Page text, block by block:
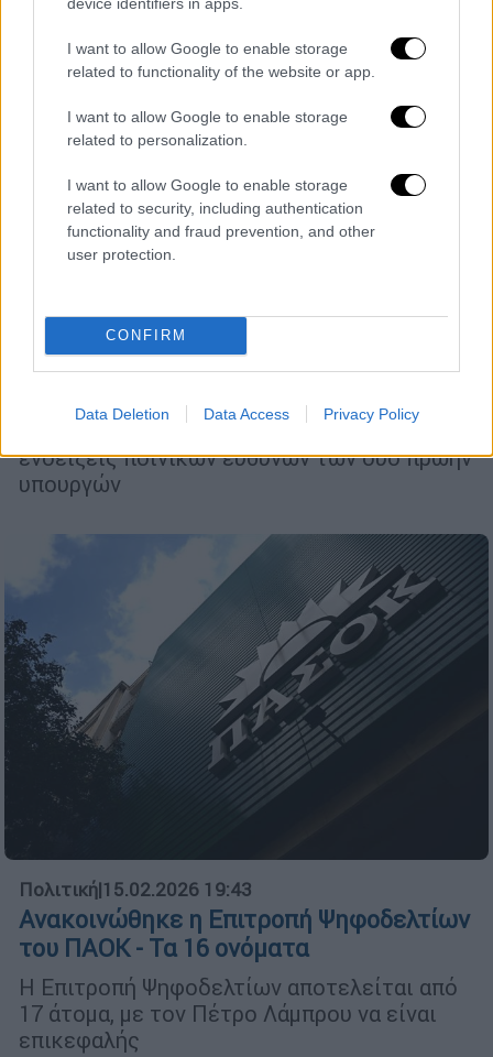
I want to allow Google to enable storage
related to functionality of the website or app.
I want to allow Google to enable storage
related to personalization.
I want to allow Google to enable storage
related to security, including authentication
functionality and fraud prevention, and other
user protection.
CONFIRM
Data Deletion Data Access Privacy Policy
Πολιτική 24.02.2026 19:24
μεθόδευση συγκάλυψης από την ΝΔ -
Ενισχύθηκαν τα στοιχεία κατά
Αυγενάκη-Βορίδη
Καταλογίζει στην κυβερνητική πλειοψηφία
«συγκάλυψη» και κάνει λόγο για σοβαρές
ενδείξεις ποινικών ευθυνών των δύο πρώην
υπουργών
Πολιτική|15.02.2026 19:43
Ανακοινώθηκε η Επιτροπή Ψηφοδελτίων
του ΠΑΟΚ - Τα 16 ονόματα
Η Επιτροπή Ψηφοδελτίων αποτελείται από
17 άτομα, με τον Πέτρο Λάμπρου να είναι
επικεφαλής